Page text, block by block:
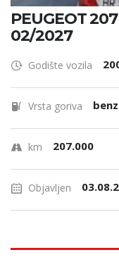
PEUGEOT
02/2027
Godište vozila
Vrsta goriva
km 207.000
Objavljen